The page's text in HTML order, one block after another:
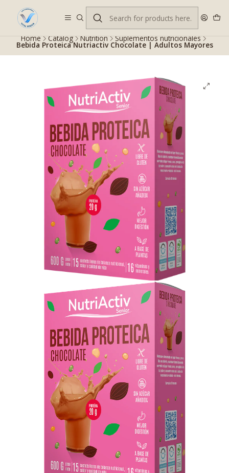
Despacho gratis en RM desde $100.000. Revisa las condiciones.
Home Catalog Nutrition Suplementos nutricionales
Bebida Proteica Nutriactiv Chocolate | Adultos Mayores